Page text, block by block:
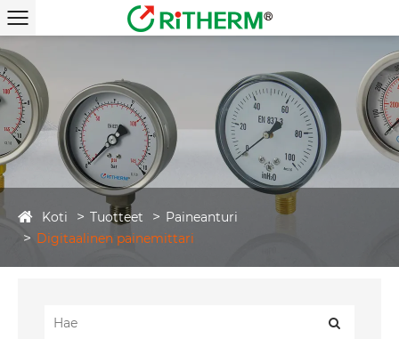
Koti Tuotteet
Paineanturi
Digitaalinen painemittari